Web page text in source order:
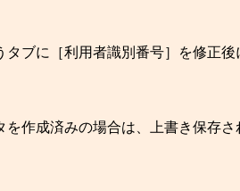
ブに［利用者識別番号］を修正後
作成済みの場合は、上書き保存さ